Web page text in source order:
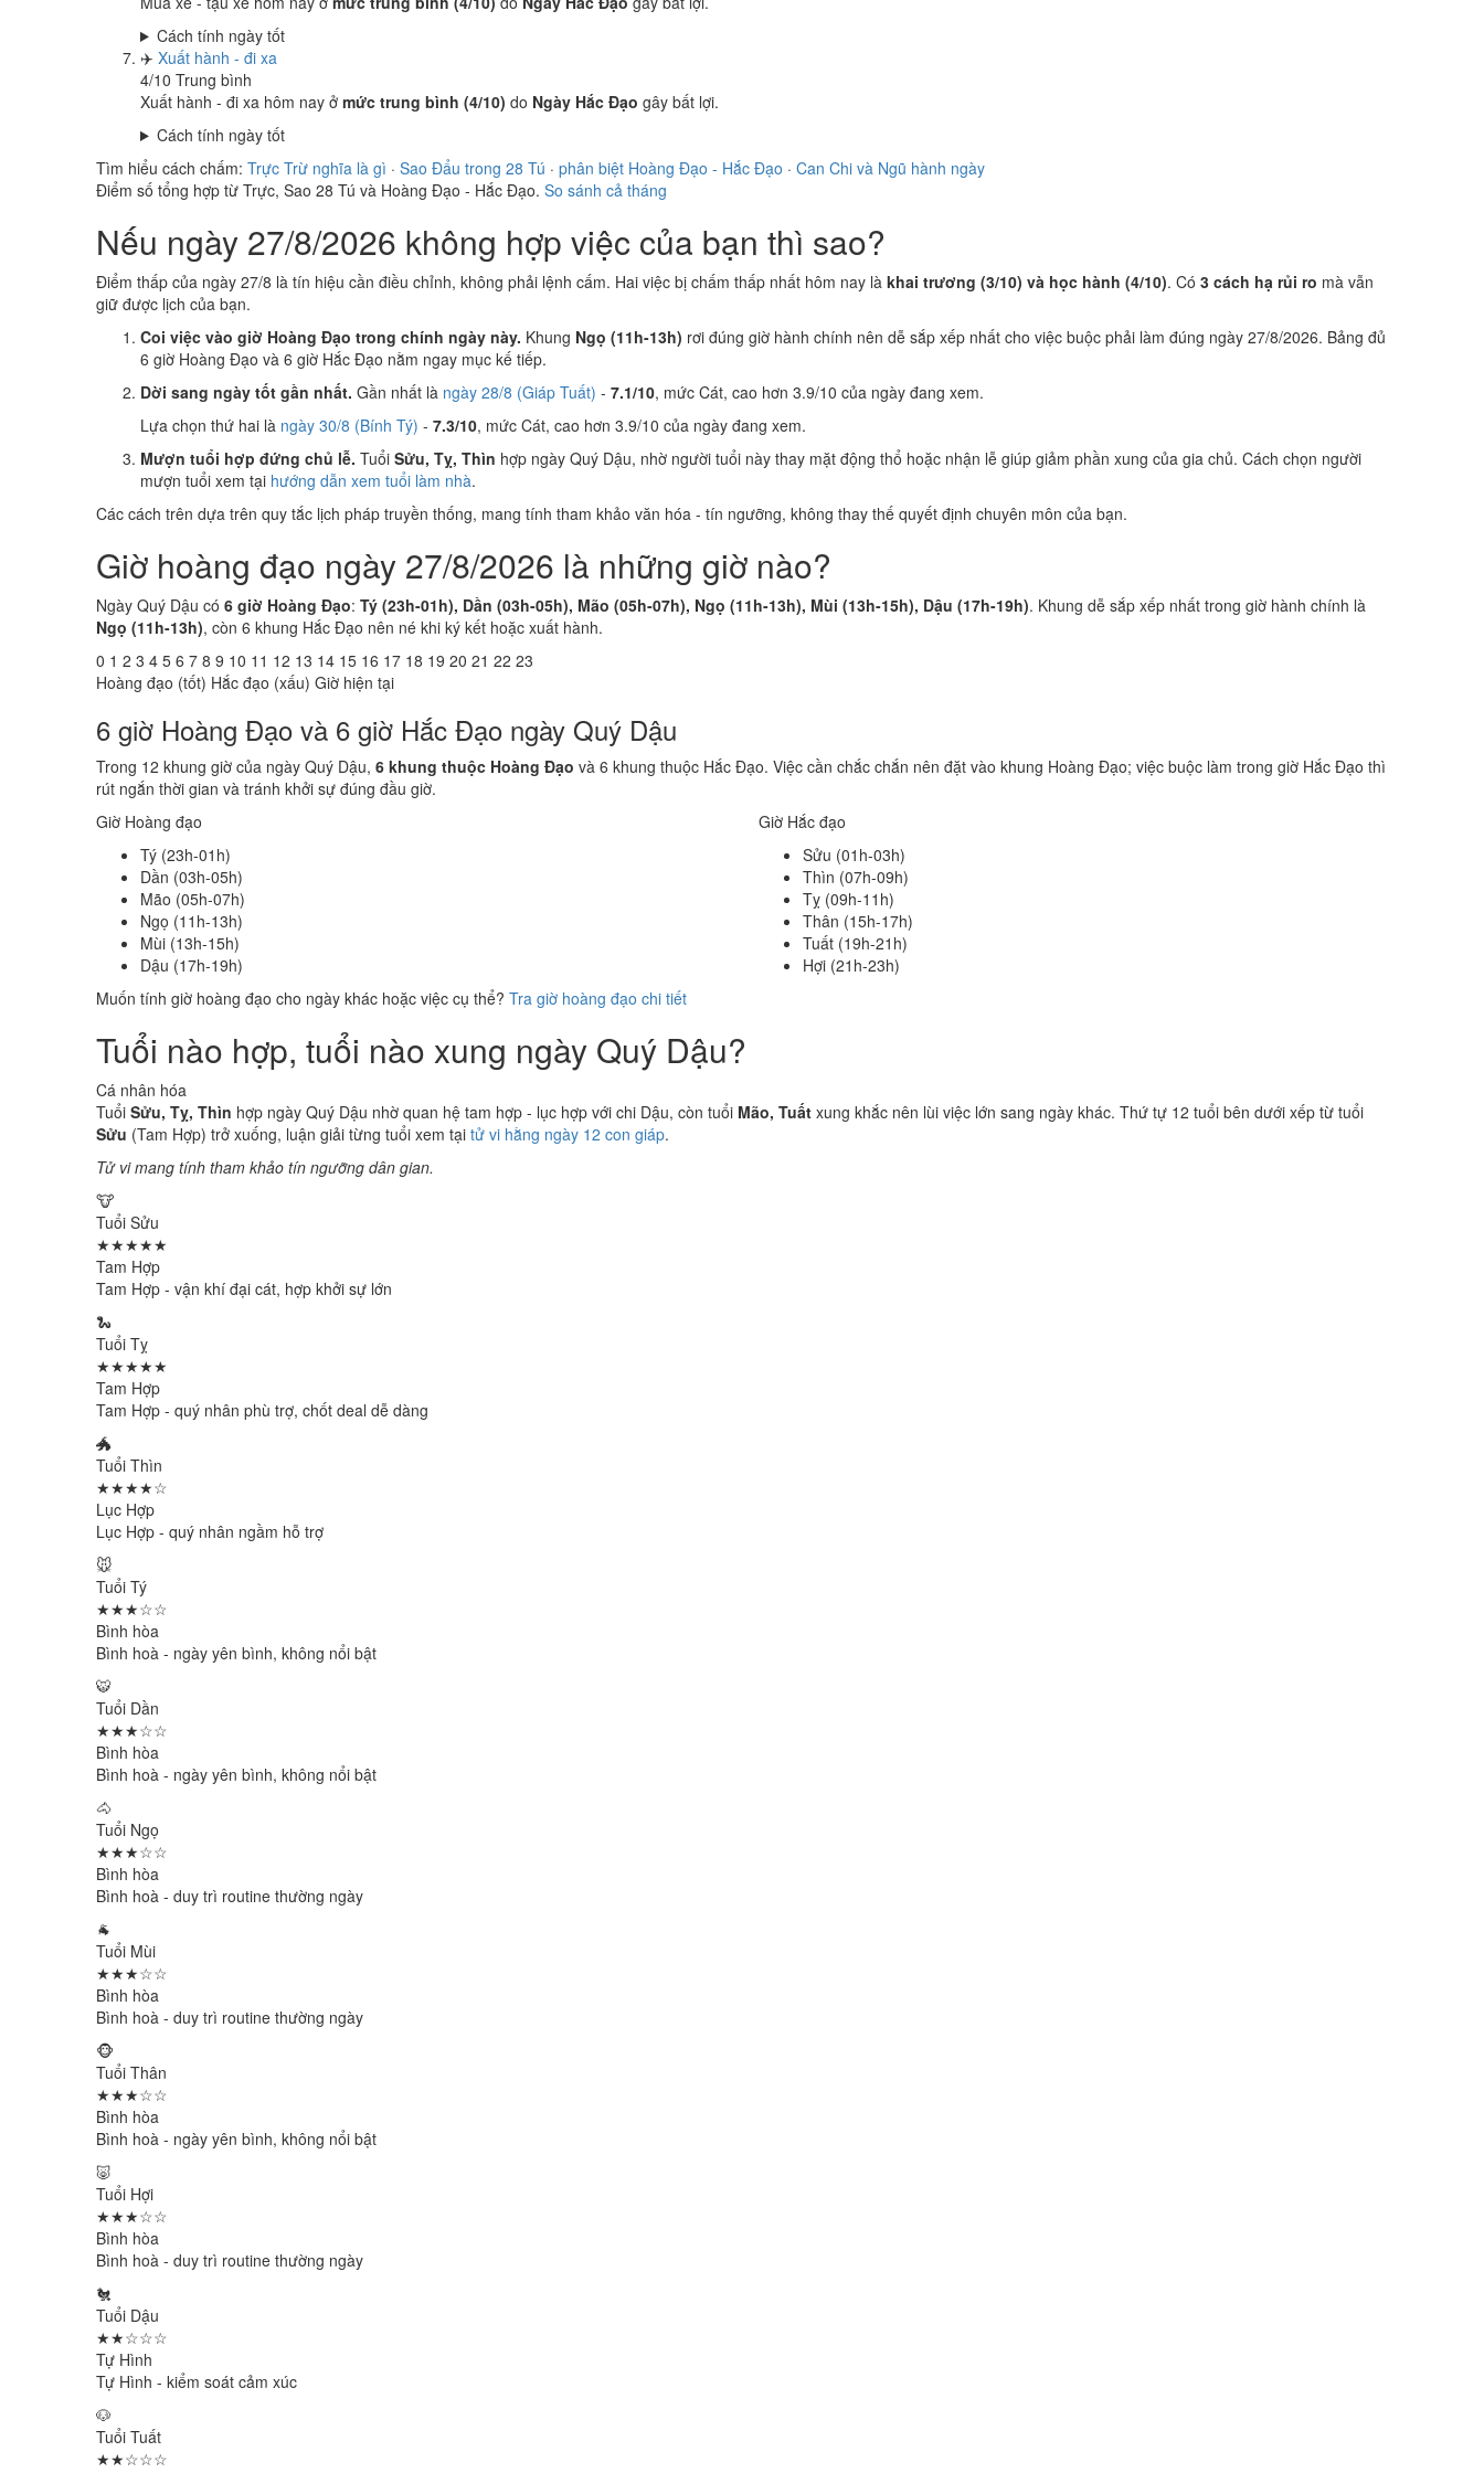
Cách tính ngày tốt
✈️ Xuất hành - đi xa
4/10 Trung bình
Xuất hành - đi xa hôm nay ở mức trung bình (4/10) do Ngày Hắc Đạo gây bất lợi.
Cách tính ngày tốt
Tìm hiểu cách chấm: Trực Trừ nghĩa là gì · Sao Đẩu trong 28 Tú · phân biệt Hoàng Đạo - Hắc Đạo · Can Chi và Ngũ hành ngày
Điểm số tổng hợp từ Trực, Sao 28 Tú và Hoàng Đạo - Hắc Đạo. So sánh cả tháng
Nếu ngày 27/8/2026 không hợp việc của bạn thì sao?
Điểm thấp của ngày 27/8 là tín hiệu cần điều chỉnh, không phải lệnh cấm. Hai việc bị chấm thấp nhất hôm nay là khai trương (3/10) và học hành (4/10). Có 3 cách hạ rủi ro mà vẫn
giữ được lịch của bạn.
Coi việc vào giờ Hoàng Đạo trong chính ngày này. Khung Ngọ (11h-13h) rơi đúng giờ hành chính nên dễ sắp xếp nhất cho việc buộc phải làm đúng ngày 27/8/2026. Bảng đủ
6 giờ Hoàng Đạo và 6 giờ Hắc Đạo nằm ngay mục kế tiếp.
Dời sang ngày tốt gần nhất. Gần nhất là ngày 28/8 (Giáp Tuất) - 7.1/10, mức Cát, cao hơn 3.9/10 của ngày đang xem.
Lựa chọn thứ hai là ngày 30/8 (Bính Tý) - 7.3/10, mức Cát, cao hơn 3.9/10 của ngày đang xem.
Mượn tuổi hợp đứng chủ lễ. Tuổi Sửu, Tỵ, Thìn hợp ngày Quý Dậu, nhờ người tuổi này thay mặt động thổ hoặc nhận lễ giúp giảm phần xung của gia chủ. Cách chọn người
mượn tuổi xem tại hướng dẫn xem tuổi làm nhà.
Các cách trên dựa trên quy tắc lịch pháp truyền thống, mang tính tham khảo văn hóa - tín ngưỡng, không thay thế quyết định chuyên môn của bạn.
Giờ hoàng đạo ngày 27/8/2026 là những giờ nào?
Ngày Quý Dậu có 6 giờ Hoàng Đạo: Tý (23h-01h), Dần (03h-05h), Mão (05h-07h), Ngọ (11h-13h), Mùi (13h-15h), Dậu (17h-19h). Khung dễ sắp xếp nhất trong giờ hành chính là
Ngọ (11h-13h), còn 6 khung Hắc Đạo nên né khi ký kết hoặc xuất hành.
0 1 2 3 4 5 6 7 8 9 10 11 12 13 14 15 16 17 18 19 20 21 22 23
Hoàng đạo (tốt) Hắc đạo (xấu) Giờ hiện tại
6 giờ Hoàng Đạo và 6 giờ Hắc Đạo ngày Quý Dậu
Trong 12 khung giờ của ngày Quý Dậu, 6 khung thuộc Hoàng Đạo và 6 khung thuộc Hắc Đạo. Việc cần chắc chắn nên đặt vào khung Hoàng Đạo; việc buộc làm trong giờ Hắc Đạo thì
rút ngắn thời gian và tránh khởi sự đúng đầu giờ.
Giờ Hoàng đạo
Tý (23h-01h)
Dần (03h-05h)
Mão (05h-07h)
Ngọ (11h-13h)
Mùi (13h-15h)
Dậu (17h-19h)
Giờ Hắc đạo
Sửu (01h-03h)
Thìn (07h-09h)
Tỵ (09h-11h)
Thân (15h-17h)
Tuất (19h-21h)
Hợi (21h-23h)
Muốn tính giờ hoàng đạo cho ngày khác hoặc việc cụ thể? Tra giờ hoàng đạo chi tiết
Tuổi nào hợp, tuổi nào xung ngày Quý Dậu?
Cá nhân hóa
Tuổi Sửu, Tỵ, Thìn hợp ngày Quý Dậu nhờ quan hệ tam hợp - lục hợp với chi Dậu, còn tuổi Mão, Tuất xung khắc nên lùi việc lớn sang ngày khác. Thứ tự 12 tuổi bên dưới xếp từ tuổi
Sửu (Tam Hợp) trở xuống, luận giải từng tuổi xem tại tử vi hằng ngày 12 con giáp.
Tử vi mang tính tham khảo tín ngưỡng dân gian.
🐮
Tuổi Sửu
★★★★★
Tam Hợp
Tam Hợp - vận khí đại cát, hợp khởi sự lớn
🐍
Tuổi Tỵ
★★★★★
Tam Hợp
Tam Hợp - quý nhân phù trợ, chốt deal dễ dàng
🐲
Tuổi Thìn
★★★★☆
Lục Hợp
Lục Hợp - quý nhân ngầm hỗ trợ
🐭
Tuổi Tý
★★★☆☆
Bình hòa
Bình hoà - ngày yên bình, không nổi bật
🐯
Tuổi Dần
★★★☆☆
Bình hòa
Bình hoà - ngày yên bình, không nổi bật
🐴
Tuổi Ngọ
★★★☆☆
Bình hòa
Bình hoà - duy trì routine thường ngày
🐐
Tuổi Mùi
★★★☆☆
Bình hòa
Bình hoà - duy trì routine thường ngày
🐵
Tuổi Thân
★★★☆☆
Bình hòa
Bình hoà - ngày yên bình, không nổi bật
🐷
Tuổi Hợi
★★★☆☆
Bình hòa
Bình hoà - duy trì routine thường ngày
🐔
Tuổi Dậu
★★☆☆☆
Tự Hình
Tự Hình - kiểm soát cảm xúc
🐶
Tuổi Tuất
★★☆☆☆